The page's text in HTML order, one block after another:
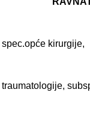
Robert
spec.opće kirurgije,
traumatologije,